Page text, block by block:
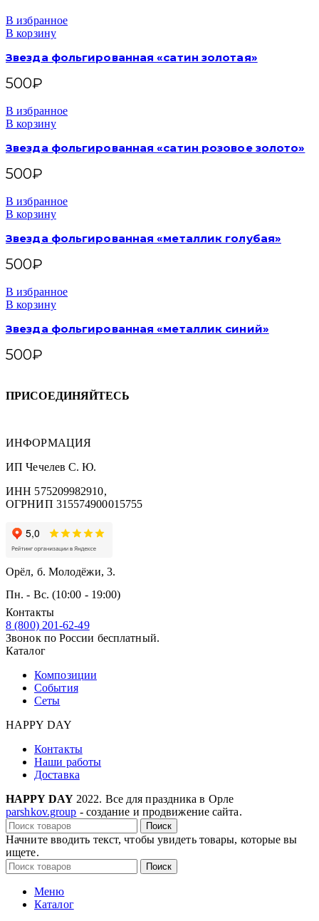
В избранное
В корзину
Звезда фольгированная «сатин золотая»
500₽
В избранное
В корзину
Звезда фольгированная «сатин розовое золото»
500₽
В избранное
В корзину
Звезда фольгированная «металлик голубая»
500₽
В избранное
В корзину
Звезда фольгированная «металлик синий»
500₽
ПРИСОЕДИНЯЙТЕСЬ
ИНФОРМАЦИЯ
ИП Чечелев С. Ю.
ИНН 575209982910,
ОГРНИП 315574900015755
Орёл, б. Молодёжи, 3.
Пн. - Вс. (10:00 - 19:00)
Контакты
8 (800) 201-62-49
Звонок по России бесплатный.
Каталог
Композиции
События
Сеты
HAPPY DAY
Контакты
Наши работы
Доставка
HAPPY DAY 2022. Все для праздника в Орле
parshkov.group - создание и продвижение сайта.
Поиск
Начните вводить текст, чтобы увидеть товары, которые вы
ищете.
Поиск
Меню
Каталог